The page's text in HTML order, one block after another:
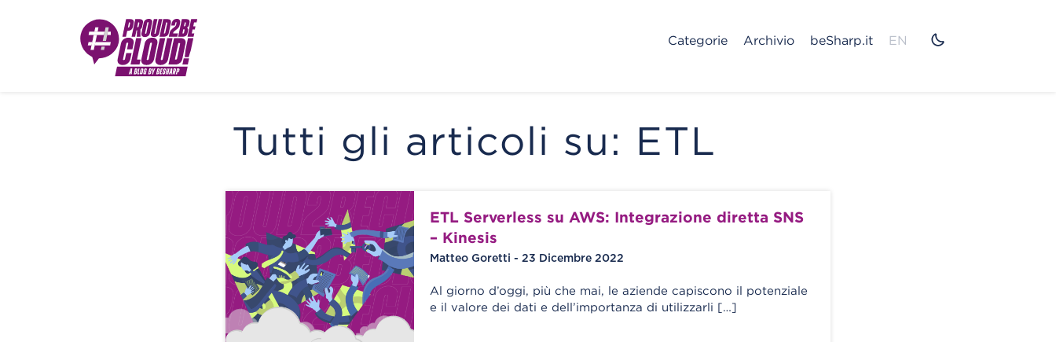
Categorie Archivio beSharp.it EN
Tutti gli articoli su: ETL
ETL Serverless su AWS: Integrazione diretta SNS
– Kinesis
Matteo Goretti - 23 Dicembre 2022
Al giorno d’oggi, più che mai, le aziende capiscono il potenziale
e il valore dei dati e dell’importanza di utilizzarli […]